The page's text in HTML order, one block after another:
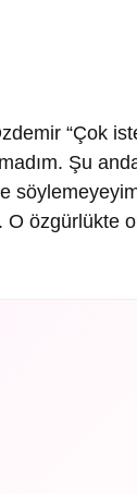
“Çok
Şu
özgürlükte